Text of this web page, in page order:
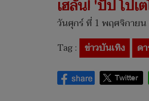
เฮลั่น! 'ปั๊ป โปเ
วันศุกร์ ที่ 1 พฤศจิกายน
Tag : ข่าวบันเทิง ด